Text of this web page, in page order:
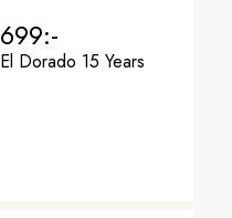
699:-
El Dorado 15 Years